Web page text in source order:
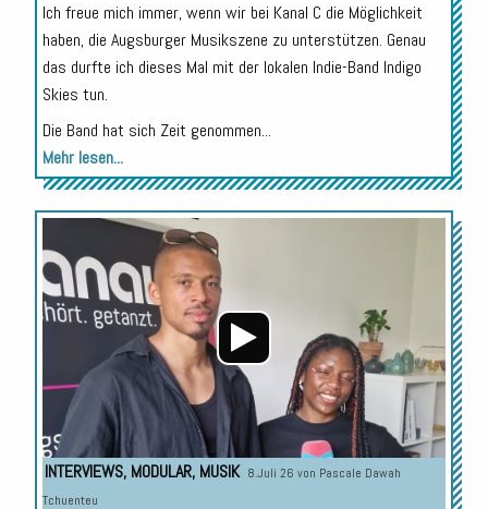
Ich freue mich immer, wenn wir bei Kanal C die Möglichkeit
haben, die Augsburger Musikszene zu unterstützen. Genau
das durfte ich dieses Mal mit der lokalen Indie-Band Indigo
Skies tun.
Die Band hat sich Zeit genommen...
Mehr lesen...
Audio-
Player
INTERVIEWS, MODULAR, MUSIK 8.Juli 26 von Pascale Dawah
Tchuenteu